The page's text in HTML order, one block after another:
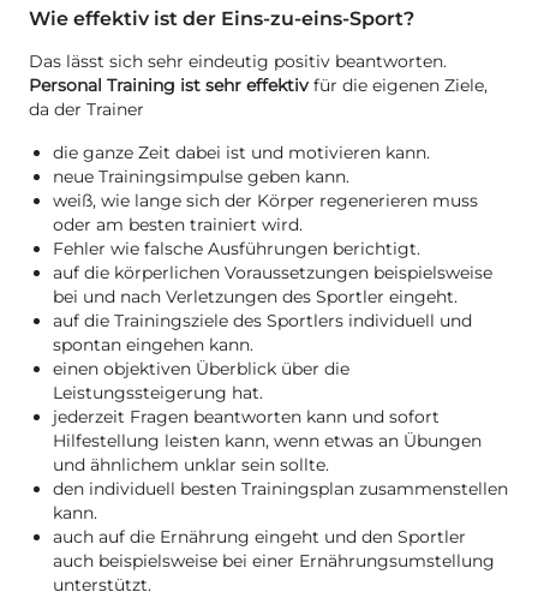
Wie effektiv ist der Eins-zu-eins-Sport?
Das lässt sich sehr eindeutig positiv beantworten.
Personal Training ist sehr effektiv für die eigenen Ziele,
da der Trainer
die ganze Zeit dabei ist und motivieren kann.
neue Trainingsimpulse geben kann.
weiß, wie lange sich der Körper regenerieren muss
oder am besten trainiert wird.
Fehler wie falsche Ausführungen berichtigt.
auf die körperlichen Voraussetzungen beispielsweise
bei und nach Verletzungen des Sportler eingeht.
auf die Trainingsziele des Sportlers individuell und
spontan eingehen kann.
einen objektiven Überblick über die
Leistungssteigerung hat.
jederzeit Fragen beantworten kann und sofort
Hilfestellung leisten kann, wenn etwas an Übungen
und ähnlichem unklar sein sollte.
den individuell besten Trainingsplan zusammenstellen
kann.
auch auf die Ernährung eingeht und den Sportler
auch beispielsweise bei einer Ernährungsumstellung
unterstützt.